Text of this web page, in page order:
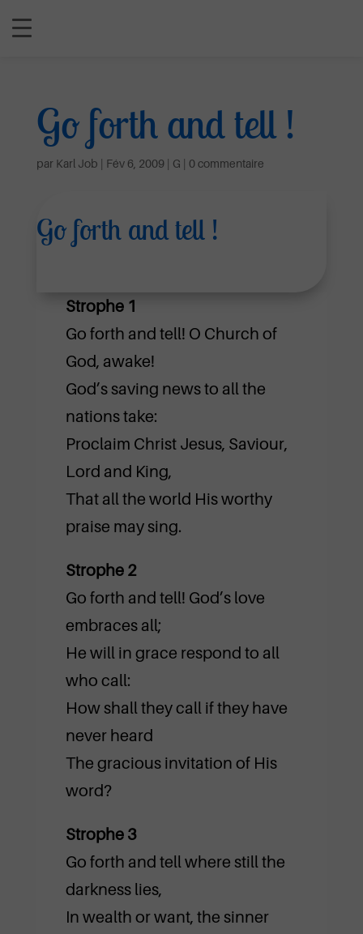
Go forth and tell !
par Karl Job | Fév 6, 2009| G | 0 commentaire
Go forth and tell !
Strophe 1
Go forth and tell! O Church of
God, awake!
God’s saving news to all the
nations take:
Proclaim Christ Jesus, Saviour,
Lord and King,
That all the world His worthy
praise may sing.
Strophe 2
Go forth and tell! God’s love
embraces all;
He will in grace respond to all
who call:
How shall they call if they have
never heard
The gracious invitation of His
word?
Strophe 3
Go forth and tell where still the
darkness lies,
In wealth or want, the sinner